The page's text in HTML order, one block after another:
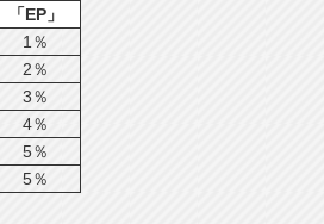
「EP」
1％
2％
3％
4％
5％
5％